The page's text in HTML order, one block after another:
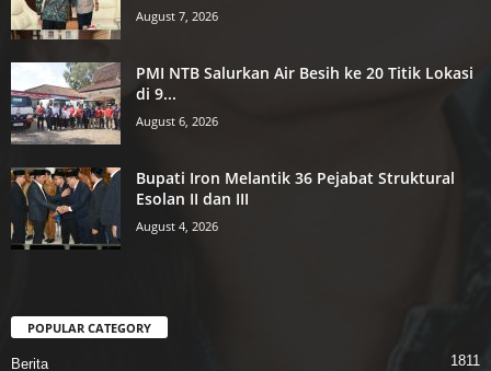
August 7, 2026
PMI NTB Salurkan Air Besih ke 20 Titik Lokasi
di 9...
August 6, 2026
Bupati Iron Melantik 36 Pejabat Struktural
Esolan II dan III
August 4, 2026
POPULAR CATEGORY
Berita 1811